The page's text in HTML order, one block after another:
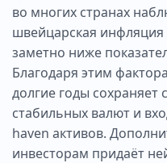
во многих странах
швейцарская инфляция
заметно ниже
Благодаря этим
долгие годы сохраняет
стабильных валют и
haven активов.
инвесторам придаёт